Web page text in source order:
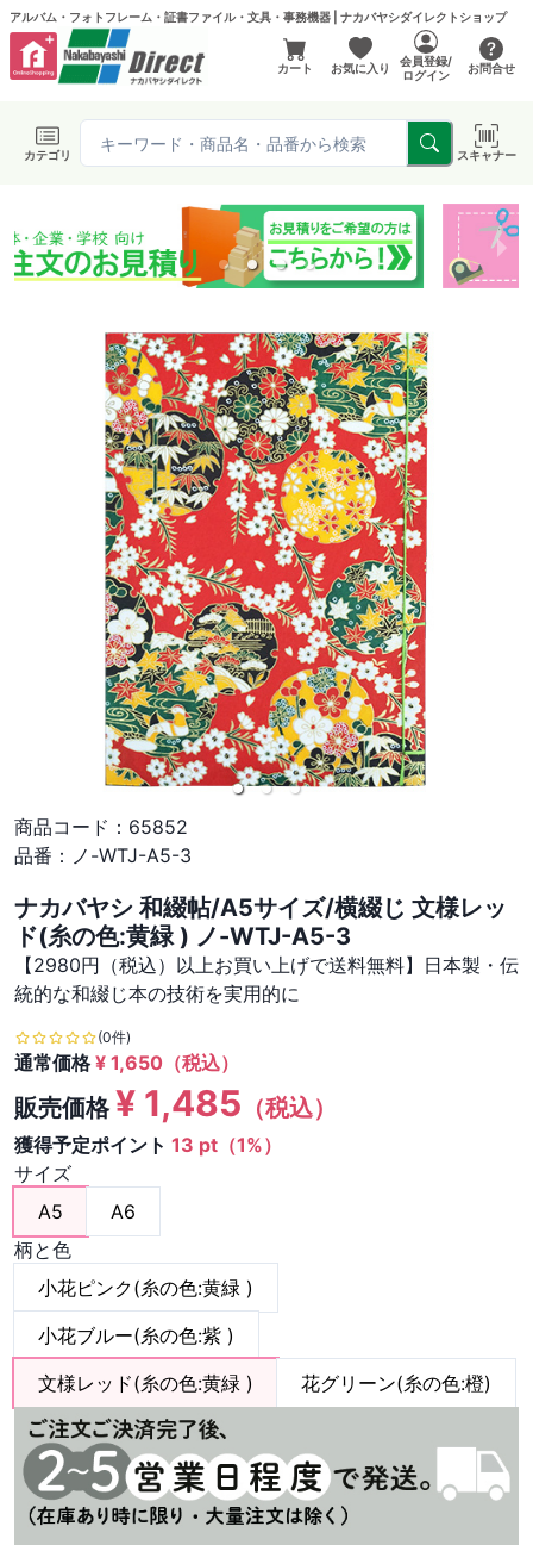
アルバム・フォトフレーム・証書ファイル・文具・事務機器 | ナカバヤシダイレクトショップ
カート お気に入り
会員登録/
ログイン
お問合せ
カテゴリ スキャナー
商品コード： 65852
品番： ノ-WTJ-A5-3
ナカバヤシ 和綴帖/A5サイズ/横綴じ 文様レッ
ド(糸の色:黄緑 ) ノ-WTJ-A5-3
【2980円（税込）以上お買い上げで送料無料】日本製・伝
統的な和綴じ本の技術を実用的に
(0件)
通常価格¥ 1,650 （税込）
販売価格¥ 1,485 （税込）
獲得予定ポイント 13 pt（1%）
サイズ
A5
A6
柄と色
小花ピンク(糸の色:黄緑 )
小花ブルー(糸の色:紫 )
文様レッド(糸の色:黄緑 )
花グリーン(糸の色:橙)